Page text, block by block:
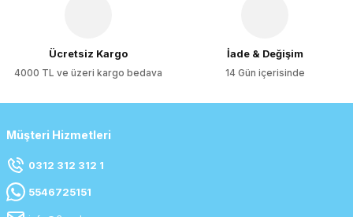
Ücretsiz Kargo
4000 TL ve üzeri kargo bedava
İade & Değişim
14 Gün içerisinde
Müşteri Hizmetleri
0312 312 312 1
5546725151